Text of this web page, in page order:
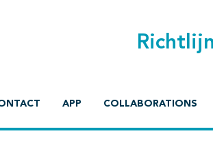
APP COLLABORATIONS